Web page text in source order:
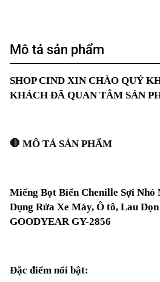
Mô tả sản phẩm
SHOP CIND XIN CHÀO QUÝ
KHÁCH ĐÃ QUAN TÂM SẢN
🛑 MÔ TẢ SẢN PHẨM
Miếng Bọt Biển Chenille Sợi Nhỏ
Dụng Rửa Xe Máy, Ô tô, Lau
GOODYEAR GY-2856
Đặc điểm nổi bật: